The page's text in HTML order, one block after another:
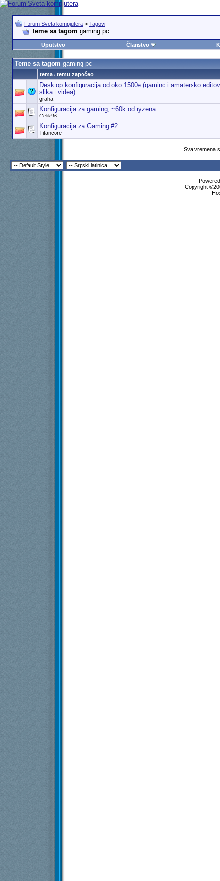
Forum Sveta kompjutera > Tagovi
Teme sa tagom gaming pc
Uputstvo Članstvo
Teme sa tagom gaming pc
tema / temu započeo
Desktop konfiguracija od oko 1500e (gaming i amatersko
slika i videa)
graha
Konfiguracija za gaming, ~60k od ryzena
Celik96
Konfiguracija za Gaming #2
Titancore
Sva vremena
Copyright